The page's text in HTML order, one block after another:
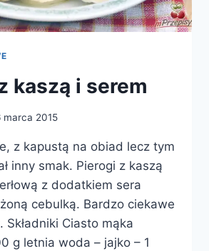
kaszą i serem
marca 2015
z kapustą na obiad lecz tym
inny smak. Pierogi z kaszą
z dodatkiem sera
cebulką. Bardzo ciekawe
Składniki Ciasto mąka
g letnia woda – jajko – 1